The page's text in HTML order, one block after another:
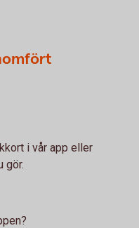
i vår app eller
gör.